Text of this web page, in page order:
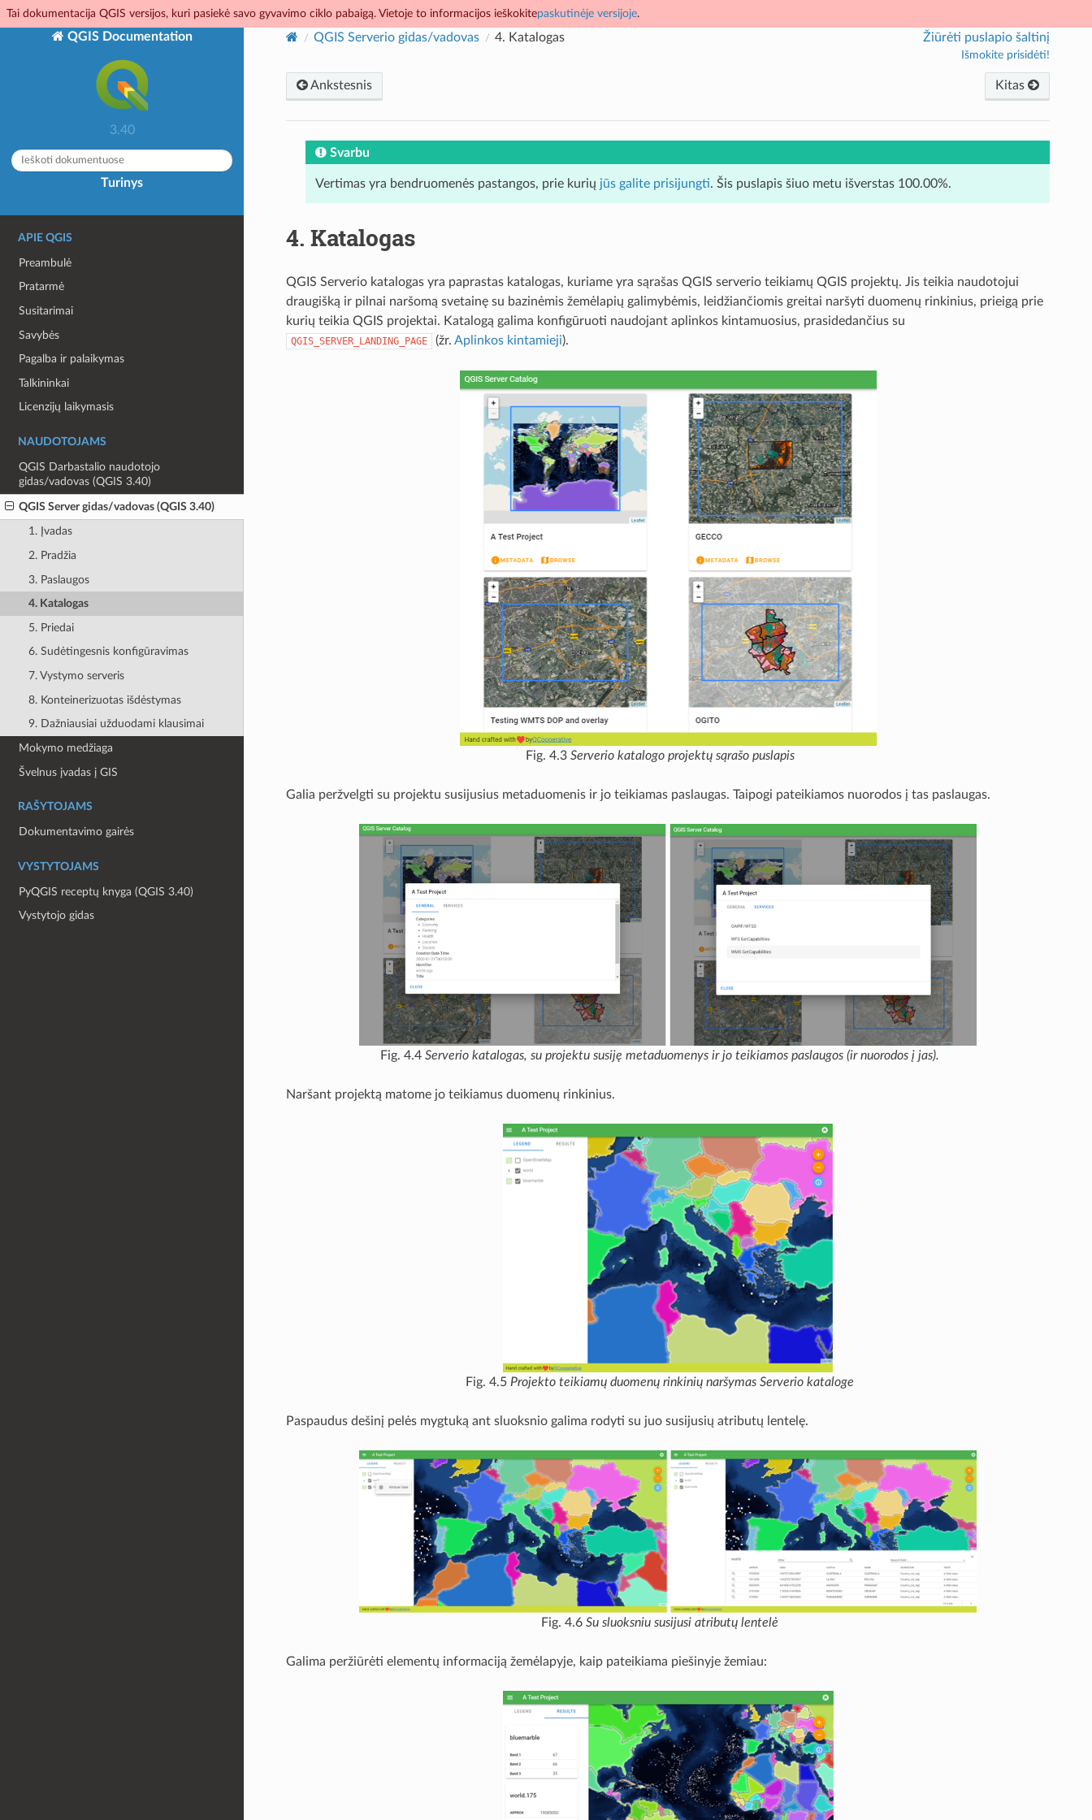
Tai dokumentacija QGIS versijos, kuri pasiekė savo gyvavimo ciklo pabaigą. Vietoje to informacijos ieškokitepaskutinėje versijoje.
QGIS Documentation
3.40
Turinys
APIE QGIS
Preambulė
Pratarmė
Susitarimai
Savybės
Pagalba ir palaikymas
Talkininkai
Licenzijų laikymasis
NAUDOTOJAMS
QGIS Darbastalio naudotojo
gidas/vadovas (QGIS 3.40)
QGIS Server gidas/vadovas (QGIS 3.40)
1. Įvadas
2. Pradžia
3. Paslaugos
4. Katalogas
5. Priedai
6. Sudėtingesnis konfigūravimas
7. Vystymo serveris
8. Konteinerizuotas išdėstymas
9. Dažniausiai užduodami klausimai
Mokymo medžiaga
Švelnus įvadas į GIS
RAŠYTOJAMS
Dokumentavimo gairės
VYSTYTOJAMS
PyQGIS receptų knyga (QGIS 3.40)
Vystytojo gidas
QGIS Serverio gidas/vadovas 4. Katalogas Žiūrėti puslapio šaltinį
Išmokite prisidėti!
Ankstesnis Kitas
Svarbu
Vertimas yra bendruomenės pastangos, prie kurių jūs galite prisijungti. Šis puslapis šiuo metu išverstas 100.00%.
4. Katalogas
QGIS Serverio katalogas yra paprastas katalogas, kuriame yra sąrašas QGIS serverio teikiamų QGIS projektų. Jis teikia naudotojui
draugišką ir pilnai naršomą svetainę su bazinėmis žemėlapių galimybėmis, leidžiančiomis greitai naršyti duomenų rinkinius, prieigą prie
kurių teikia QGIS projektai. Katalogą galima konfigūruoti naudojant aplinkos kintamuosius, prasidedančius su
QGIS_SERVER_LANDING_PAGE (žr. Aplinkos kintamieji).
Fig. 4.3 Serverio katalogo projektų sąrašo puslapis
Galia peržvelgti su projektu susijusius metaduomenis ir jo teikiamas paslaugas. Taipogi pateikiamos nuorodos į tas paslaugas.
Fig. 4.4 Serverio katalogas, su projektu susiję metaduomenys ir jo teikiamos paslaugos (ir nuorodos į jas).
Naršant projektą matome jo teikiamus duomenų rinkinius.
Fig. 4.5 Projekto teikiamų duomenų rinkinių naršymas Serverio kataloge
Paspaudus dešinį pelės mygtuką ant sluoksnio galima rodyti su juo susijusių atributų lentelę.
Fig. 4.6 Su sluoksniu susijusi atributų lentelė
Galima peržiūrėti elementų informaciją žemėlapyje, kaip pateikiama piešinyje žemiau: